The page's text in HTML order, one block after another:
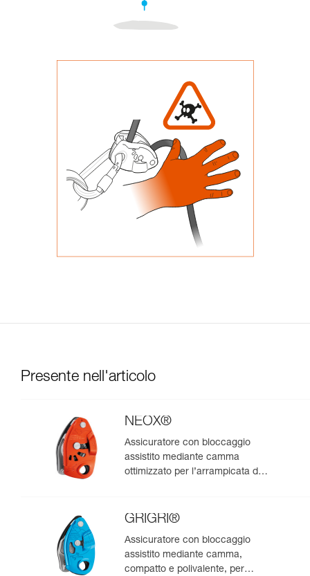
Presente nell'articolo
NEOX®
Assicuratore con bloccaggio
assistito mediante camma
ottimizzato per l’arrampicata da
GRIGRI®
Assicuratore con bloccaggio
assistito mediante camma,
compatto e polivalente, per